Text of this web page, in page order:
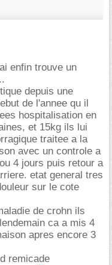
enfin trouve un
depuis une
de l'annee qu il
hospitalisation en
et 15kg ils lui
traitee a la
avec un controle a
4 jours puis retour a
etat general tres
sur le cote
de crohn ils
ca a mis 4
apres encore 3
remicade